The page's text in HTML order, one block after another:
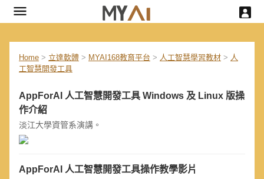
Home > 立達軟體 > MYAI168教育平台 > 人工智慧學習教材 > 人
工智慧開發工具
AppForAI 人工智慧開發工具 Windows 及 Linux 版操
作介紹
淡江大學資管系演講。
AppForAI 人工智慧開發工具操作教學影片